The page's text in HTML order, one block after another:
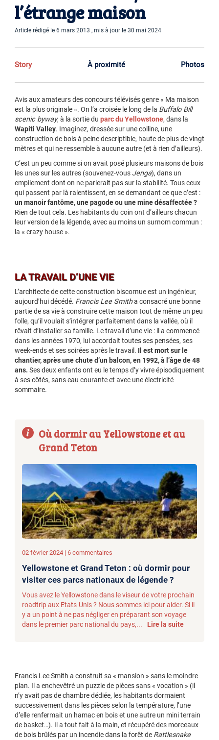
l’étrange maison
Article rédigé le 6 mars 2013 , mis à jour le 30 mai 2024
Story À proximité Photos
Avis aux amateurs des concours télévisés genre « Ma maison
est la plus originale ». On l’a croisée le long de la Buffalo Bill
scenic byway, à la sortie du parc du Yellowstone, dans la
Wapiti Valley. Imaginez, dressée sur une colline, une
construction de bois à peine descriptible, haute de plus de vingt
mètres et qui ne ressemble à aucune autre (et à rien d’ailleurs).
C’est un peu comme si on avait posé plusieurs maisons de bois
les unes sur les autres (souvenez-vous Jenga), dans un
empilement dont on ne parierait pas sur la stabilité. Tous ceux
qui passent par là ralentissent, en se demandant ce que c’est :
un manoir fantôme, une pagode ou une mine désaffectée ?
Rien de tout cela. Les habitants du coin ont d’ailleurs chacun
leur version de la légende, avec au moins un surnom commun :
la « crazy house ».
LA TRAVAIL D’UNE VIE
L’architecte de cette construction biscornue est un ingénieur,
aujourd’hui décédé. Francis Lee Smitha consacré une bonne
partie de sa vie à construire cette maison tout de même un peu
folle, qu’il voulait s’intégrer parfaitement dans la vallée, où il
rêvait d’installer sa famille. Le travail d’une vie : il a commencé
dans les années 1970, lui accordait toutes ses pensées, ses
week-ends et ses soirées après le travail. Il est mort sur le
chantier, après une chute d’un balcon, en 1992, à l’âge de 48
ans. Ses deux enfants ont eu le temps d’y vivre épisodiquement
à ses côtés, sans eau courante et avec une électricité
sommaire.
Où dormir au Yellowstone et au
Grand Teton
02 février 2024 | 6 commentaires
Yellowstone et Grand Teton : où dormir pour
visiter ces parcs nationaux de légende ?
Vous avez le Yellowstone dans le viseur de votre prochain
roadtrip aux Etats-Unis ? Nous sommes ici pour aider. Si il
y a un point à ne pas négliger en préparant son voyage
dans le premier parc national du pays,...
Lire la suite
Francis Lee Smith a construit sa « mansion » sans le moindre
plan. Il a enchevêtré un puzzle de pièces sans « vocation » (il
n’y avait pas de chambre dédiée, les habitants dormaient
successivement dans les pièces selon la température, l’une
d’elle renfermait un hamac en bois et une autre un mini terrain
de basket…). Il a tout fait à la main, et récupéré des morceaux
de bois brûlés par un incendie dans la forêt de Rattlesnake